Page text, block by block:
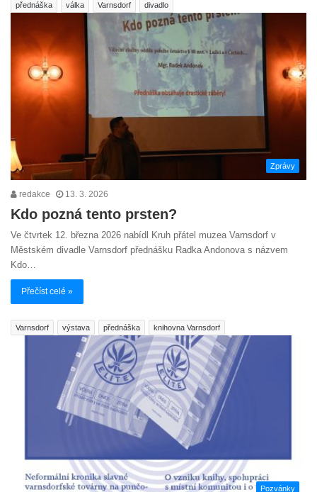
přednáška válka Varnsdorf divadlo
Zprávy
redakce 13. 3. 2026
Kdo pozná tento prsten?
Ve čtvrtek 12. března 2026 nabídl Kruh přátel muzea Varnsdorf v
Městském divadle Varnsdorf přednášku Radka Andonova s názvem
Kdo…
Přečíst celé »
Varnsdorf výstava přednáška knihovna Varnsdorf
Pozvánky